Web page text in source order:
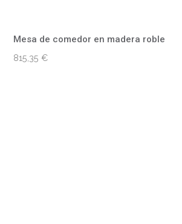
Mesa de comedor en madera roble
815,35€